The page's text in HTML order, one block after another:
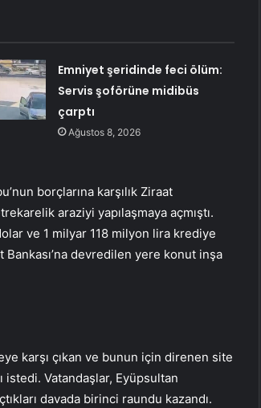
Emniyet şeridinde feci ölüm:
Servis şoförüne midibüs
çarptı
Ağustos 8, 2026
borçlarına karşılık Ziraat
araziyi yapılaşmaya açmıştı.
ve 1 milyar 118 milyon lira krediye
devredilen yere konut inşa
karşı çıkan ve bunun için direnen site
istedi. Vatandaşlar, Eyüpsultan
davada birinci raundu kazandı.